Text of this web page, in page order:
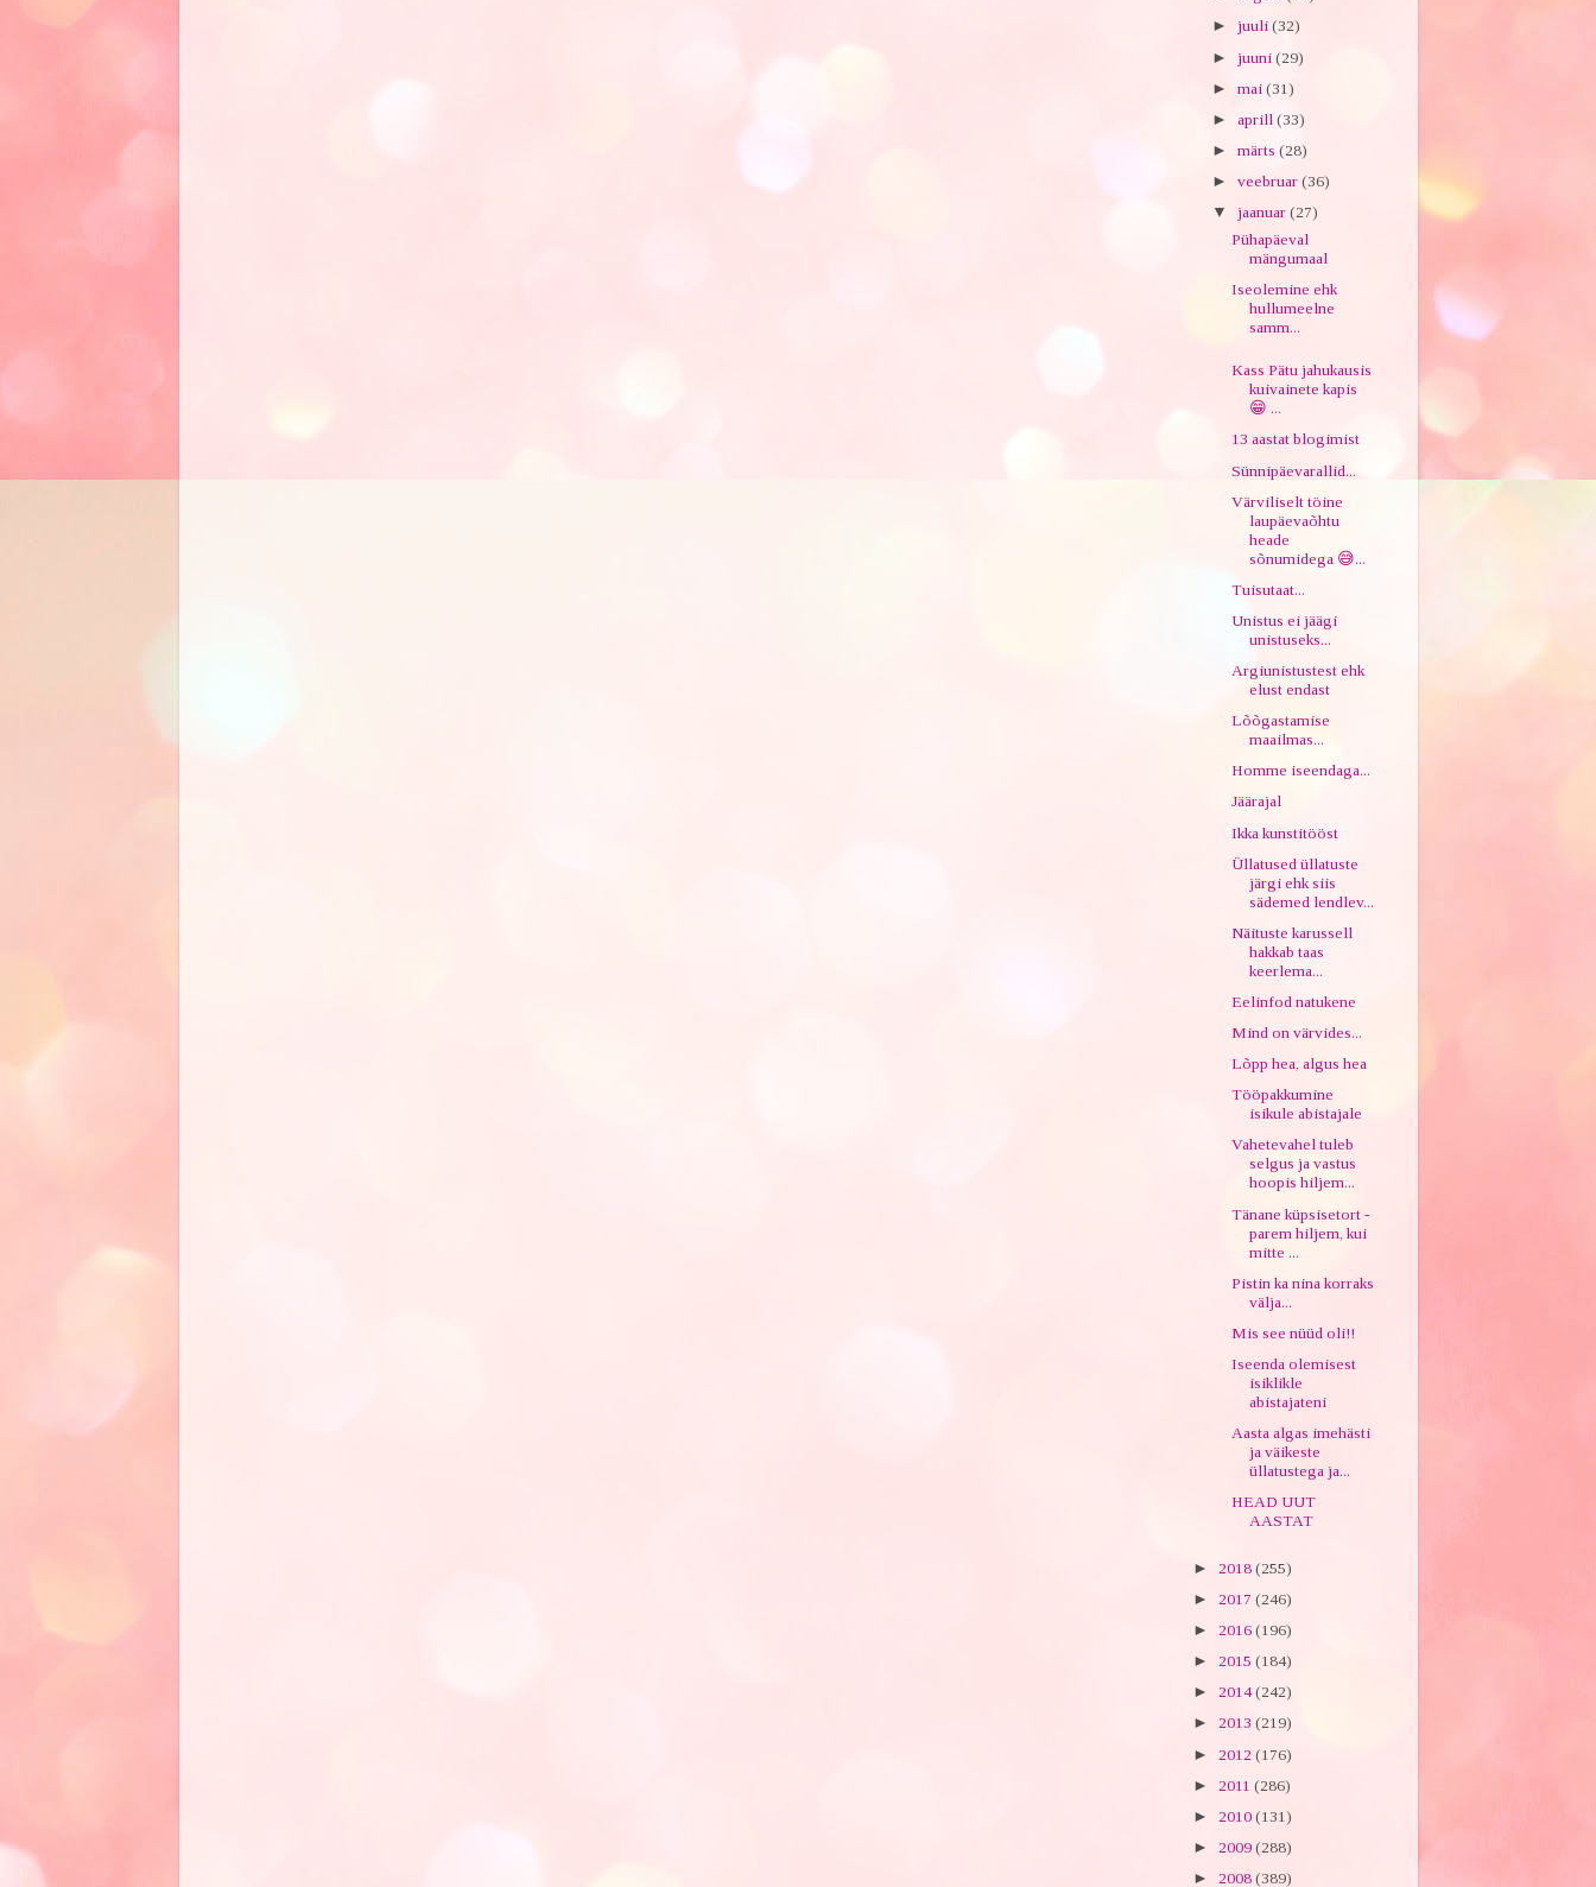
► juuli (32)
► juuni (29)
► mai (31)
► aprill (33)
► märts (28)
► veebruar (36)
▼ jaanuar (27)
Pühapäeval
mängumaal
Iseolemine ehk
hullumeelne
samm...
Kass Pätu jahukausis
kuivainete kapis
😁 ...
13 aastat blogimist
Sünnipäevarallid...
Värviliselt töine
laupäevaõhtu
heade
sõnumidega 😅...
Tuisutaat...
Unistus ei jäägi
unistuseks...
Argiunistustest ehk
elust endast
Lõõgastamise
maailmas...
Homme iseendaga...
Jäärajal
Ikka kunstitööst
Üllatused üllatuste
järgi ehk siis
sädemed lendlev...
Näituste karussell
hakkab taas
keerlema...
Eelinfod natukene
Mind on värvides...
Lõpp hea, algus hea
Tööpakkumine
isikule abistajale
Vahetevahel tuleb
selgus ja vastus
hoopis hiljem...
Tänane küpsisetort -
parem hiljem, kui
mitte ...
Pistin ka nina korraks
välja...
Mis see nüüd oli!!
Iseenda olemisest
isiklikle
abistajateni
Aasta algas imehästi
ja väikeste
üllatustega ja...
HEAD UUT
AASTAT
► 2018 (255)
► 2017 (246)
► 2016 (196)
► 2015 (184)
► 2014(242)
► 2013 (219)
► 2012 (176)
► 2011 (286)
► 2010 (131)
► 2009 (288)
► 2008 (389)